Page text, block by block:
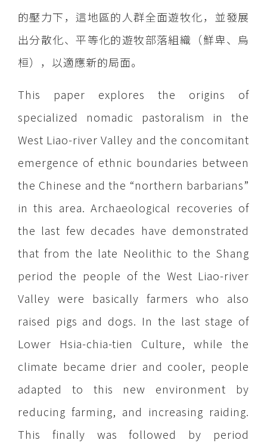
的壓力下，這地區的人群全面遊牧化，並發展
出分散化、平等化的遊牧部落組織（鮮卑、烏
桓），以適應新的局面。
This paper explores the origins of
specialized nomadic pastoralism in the
West Liao-river Valley and the concomitant
emergence of ethnic boundaries between
the Chinese and the “northern barbarians”
in this area. Archaeological recoveries of
the last few decades have demonstrated
that from the late Neolithic to the Shang
period the people of the West Liao-river
Valley were basically farmers who also
raised pigs and dogs. In the last stage of
Lower Hsia-chia-tien Culture, while the
climate became drier and cooler, people
adapted to this new environment by
reducing farming, and increasing raiding.
This finally was followed by period